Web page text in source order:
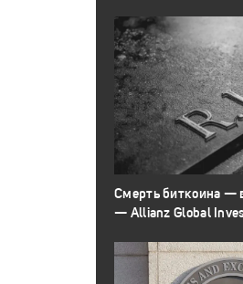
Смерть биткоина —
— Allianz Global